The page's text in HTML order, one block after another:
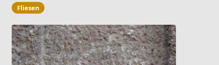
Fliesen